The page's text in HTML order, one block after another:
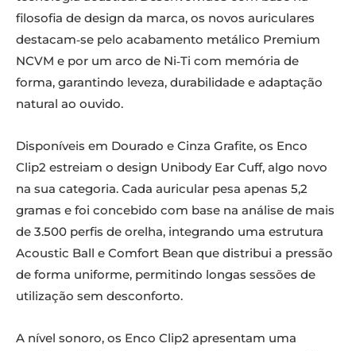
filosofia de design da marca, os novos auriculares
destacam‑se pelo acabamento metálico Premium
NCVM e por um arco de Ni‑Ti com memória de
forma, garantindo leveza, durabilidade e adaptação
natural ao ouvido.
Disponíveis em Dourado e Cinza Grafite, os Enco
Clip2 estreiam o design Unibody Ear Cuff, algo novo
na sua categoria. Cada auricular pesa apenas 5,2
gramas e foi concebido com base na análise de mais
de 3.500 perfis de orelha, integrando uma estrutura
Acoustic Ball e Comfort Bean que distribui a pressão
de forma uniforme, permitindo longas sessões de
utilização sem desconforto.
A nível sonoro, os Enco Clip2 apresentam uma